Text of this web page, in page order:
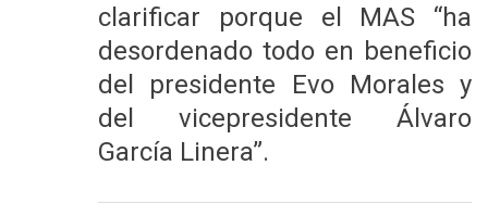
clarificar porque el MAS “ha
desordenado todo en beneficio
del presidente Evo Morales y
del vicepresidente Álvaro
García Linera”.